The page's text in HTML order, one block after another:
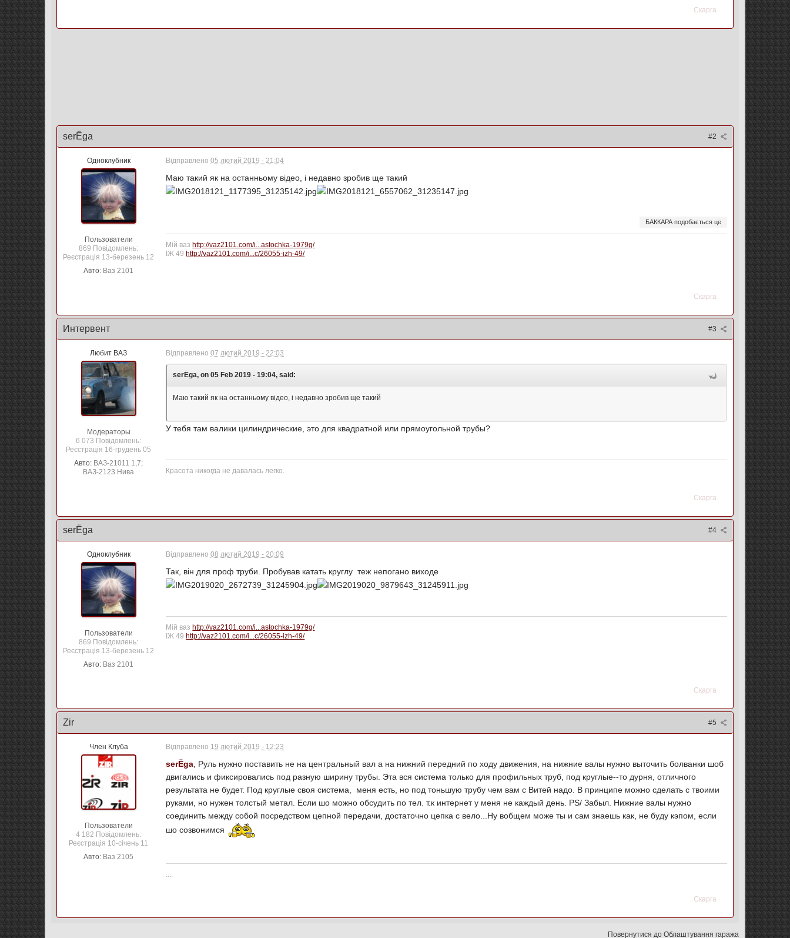
Скарга
#2
serЁga
Одноклубник
Пользователи
869 Повідомлень:
Реєстрація 13-березень 12
Авто: Ваз 2101
Відправлено05 лютий 2019 - 21:04
Маю такий як на останньому відео, і недавно зробив ще такий
БАККАРА подобається це
Мій ваз http://vaz2101.com/i...astochka-1979g/
ІЖ 49 http://vaz2101.com/i...c/26055-izh-49/
Скарга
#3
Интервент
Любит ВАЗ
Модераторы
6 073 Повідомлень:
Реєстрація 16-грудень 05
Авто: ВАЗ-21011 1,7;
ВАЗ-2123 Нива
Відправлено07 лютий 2019 - 22:03
serЁga, on 05 Feb 2019 - 19:04, said:
Маю такий як на останньому відео, і недавно зробив ще такий
У тебя там валики цилиндрические, это для квадратной или прямоугольной трубы?
Красота никогда не давалась легко.
Скарга
#4
serЁga
Одноклубник
Пользователи
869 Повідомлень:
Реєстрація 13-березень 12
Авто: Ваз 2101
Відправлено08 лютий 2019 - 20:09
Так, він для проф труби. Пробував катать круглу теж непогано виходе
Мій ваз http://vaz2101.com/i...astochka-1979g/
ІЖ 49 http://vaz2101.com/i...c/26055-izh-49/
Скарга
#5
Zir
Член Клуба
Пользователи
4 182 Повідомлень:
Реєстрація 10-січень 11
Авто: Ваз 2105
Відправлено 19 лютий 2019 - 12:23
serЁga , Руль нужно поставить не на центральный вал а на нижний передний по ходу движения, на нижние валы нужно выточить болванки шоб
двигались и фиксировались под разную ширину трубы. Эта вся система только для профильных труб, под круглые--то дурня, отличного
результата не будет. Под круглые своя система, меня есть, но под тоньшую трубу чем вам с Витей надо. В принципе можно сделать с твоими
руками, но нужен толстый метал. Если шо можно обсудить по тел. т.к интернет у меня не каждый день. PS/ Забыл. Нижние валы нужно
соединить между собой посредством цепной передачи, достаточно цепка с вело...Ну вобщем може ты и сам знаешь как, не буду кэпом, если
шо созвонимся
Скарга
Повернутися до Облаштування гаража